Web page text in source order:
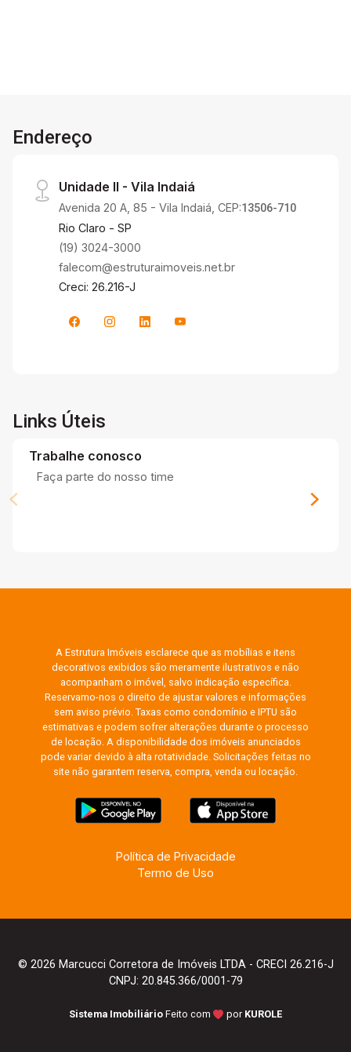
Endereço
Unidade II - Vila Indaiá
Avenida 20 A, 85 - Vila Indaiá, CEP:13506-710
Rio Claro - SP
(19) 3024-3000
falecom@estruturaimoveis.net.br
Creci: 26.216-J
Links Úteis
Trabalhe conosco
Faça parte do nosso time
A Estrutura Imóveis esclarece que as mobílias e itens
decorativos exibidos são meramente ilustrativos e não
acompanham o imóvel, salvo indicação específica.
Reservamo-nos o direito de ajustar valores e informações
sem aviso prévio. Taxas como condomínio e IPTU são
estimativas e podem sofrer alterações durante o processo
de locação. A disponibilidade dos imóveis anunciados
pode variar devido à alta rotatividade. Solicitações feitas no
site não garantem reserva, compra, venda ou locação.
Política de Privacidade
Termo de Uso
© 2026 Marcucci Corretora de Imóveis LTDA - CRECI 26.216-J
CNPJ: 20.845.366/0001-79
Sistema Imobiliário Feito com por KUROLE